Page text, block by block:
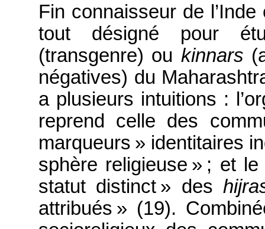
Fin connaisseur de
tout désigné pour
(transgenre) ou kinnars
négatives) du
a plusieurs intuitions :
reprend celle des
marqueurs » identitaires
sphère religieuse » ; et
statut distinct » des
attribués » (19).